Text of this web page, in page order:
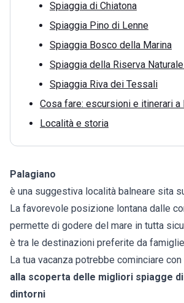
Spiaggia di Chiatona
Spiaggia Pino di Lenne
Spiaggia Bosco della Marina
Spiaggia della Riserva
Spiaggia Riva dei Tessali
Cosa fare: escursioni e itinerari a
Località e storia
Palagiano
è una suggestiva località balneare sita
La favorevole posizione lontana dalle
permette di godere del mare in tutta
è tra le destinazioni preferite da
La tua vacanza potrebbe cominciare con
alla scoperta delle migliori spiagge
dintorni